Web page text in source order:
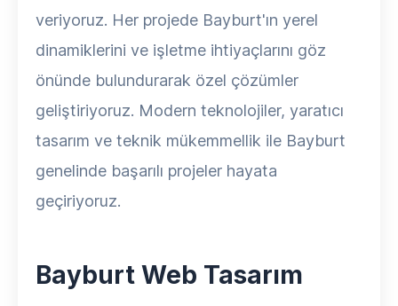
veriyoruz. Her projede Bayburt'ın yerel
dinamiklerini ve işletme ihtiyaçlarını göz
önünde bulundurarak özel çözümler
geliştiriyoruz. Modern teknolojiler, yaratıcı
tasarım ve teknik mükemmellik ile Bayburt
genelinde başarılı projeler hayata
geçiriyoruz.
Bayburt Web Tasarım